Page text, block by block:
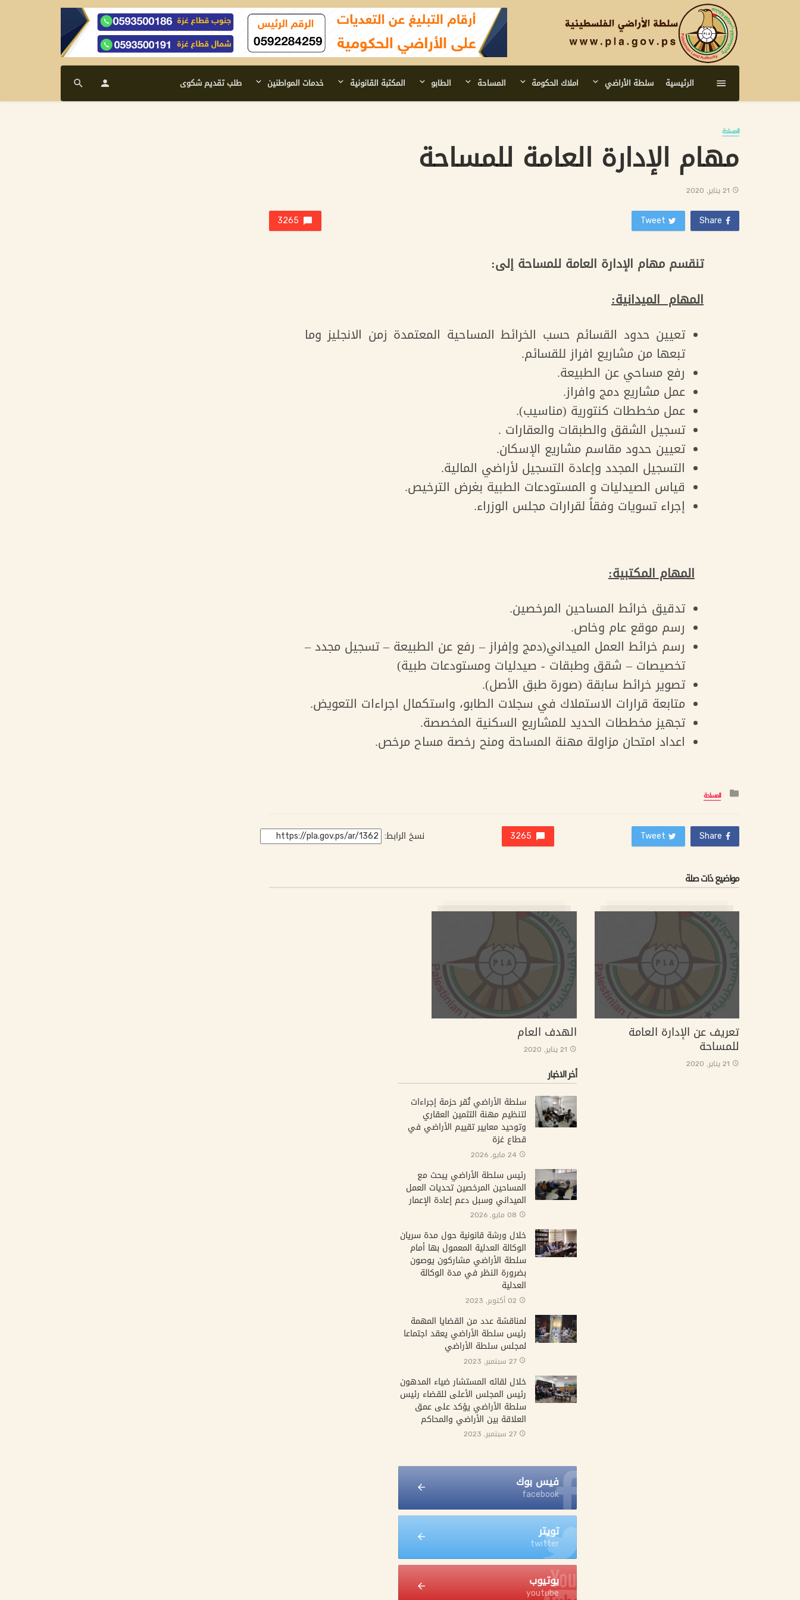
الرئيسية سلطة الأراضي املاك الحكومة المساحة الطابو المكتبة القانونية خدمات المواطنين طلب تقديم شكوى
المساحة
مهام الإدارة العامة للمساحة
21 يناير, 2020
Share
Tweet
3265
تنقسم مهام الإدارة العامة للمساحة إلى:
المهام الميدانية:
تعيين حدود القسائم حسب الخرائط المساحية المعتمدة زمن الانجليز وما
تبعها من مشاريع افراز للقسائم.
رفع مساحي عن الطبيعة.
عمل مشاريع دمج وافراز.
عمل مخططات كنتورية (مناسيب).
تسجيل الشقق والطبقات والعقارات .
تعيين حدود مقاسم مشاريع الإسكان.
التسجيل المجدد وإعادة التسجيل لأراضي المالية.
قياس الصيدليات و المستودعات الطبية بغرض الترخيص.
إجراء تسويات وفقاً لقرارات مجلس الوزراء.
المهام المكتبية:
تدقيق خرائط المساحين المرخصين.
رسم موقع عام وخاص.
رسم خرائط العمل الميداني(دمج وإفراز – رفع عن الطبيعة – تسجيل مجدد –
تخصيصات – شقق وطبقات - صيدليات ومستودعات طبية)
تصوير خرائط سابقة (صورة طبق الأصل).
متابعة قرارات الاستملاك في سجلات الطابو، واستكمال اجراءات التعويض.
تجهيز مخططات الحديد للمشاريع السكنية المخصصة.
اعداد امتحان مزاولة مهنة المساحة ومنح رخصة مساح مرخص.
التصنيف
المساحة
Share
Tweet
3265 نسخ الرابط:
مواضيع ذات صلة
تعريف عن الإدارة العامة
للمساحة
21 يناير, 2020
الهدف العام
21 يناير, 2020
أخر الاخبار
سلطة الأراضي تُقر حزمة إجراءات
لتنظيم مهنة التثمين العقاري
وتوحيد معايير تقييم الأراضي في
قطاع غزة
24 مايو, 2026
رئيس سلطة الأراضي يبحث مع
المساحين المرخصين تحديات العمل
الميداني وسبل دعم إعادة الإعمار
08 مايو, 2026
خلال ورشة قانونية حول مدة سريان
الوكالة العدلية المعمول بها أمام
سلطة الأراضي مشاركون يوصون
بضرورة النظر في مدة الوكالة
العدلية
02 أكتوبر, 2023
لمناقشة عدد من القضايا المهمة
رئيس سلطة الأراضي يعقد اجتماعا
لمجلس سلطة الأراضي
27 سبتمبر, 2023
خلال لقائه المستشار ضياء المدهون
رئيس المجلس الأعلى للقضاء رئيس
سلطة الأراضي يؤكد على عمق
العلاقة بين الأراضي والمحاكم
27 سبتمبر, 2023
فيس بوك
facebook
تويتر
twitter
يوتيوب
youtube